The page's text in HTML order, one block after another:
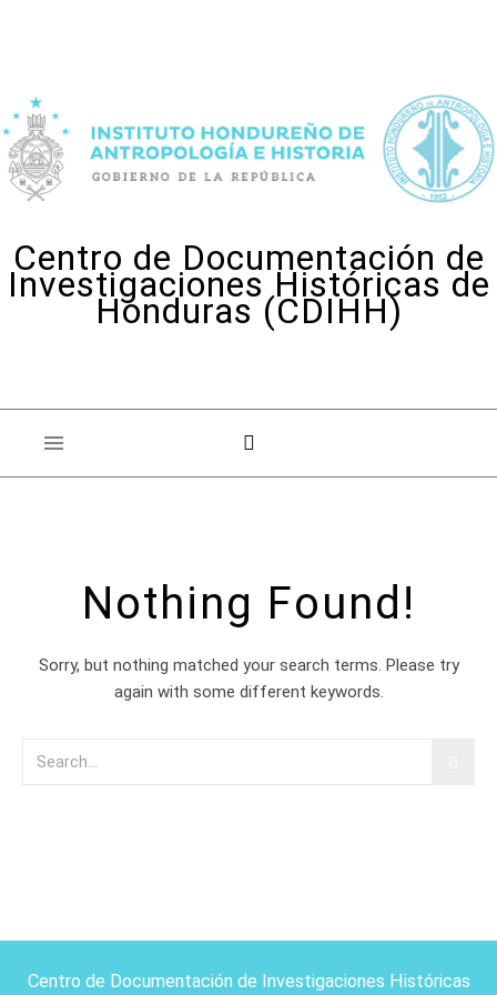
Centro de Documentación de
Investigaciones Históricas de
Honduras (CDIHH)
Nothing Found!
Sorry, but nothing matched your search terms. Please try
again with some different keywords.
Centro de Documentación de Investigaciones Históricas